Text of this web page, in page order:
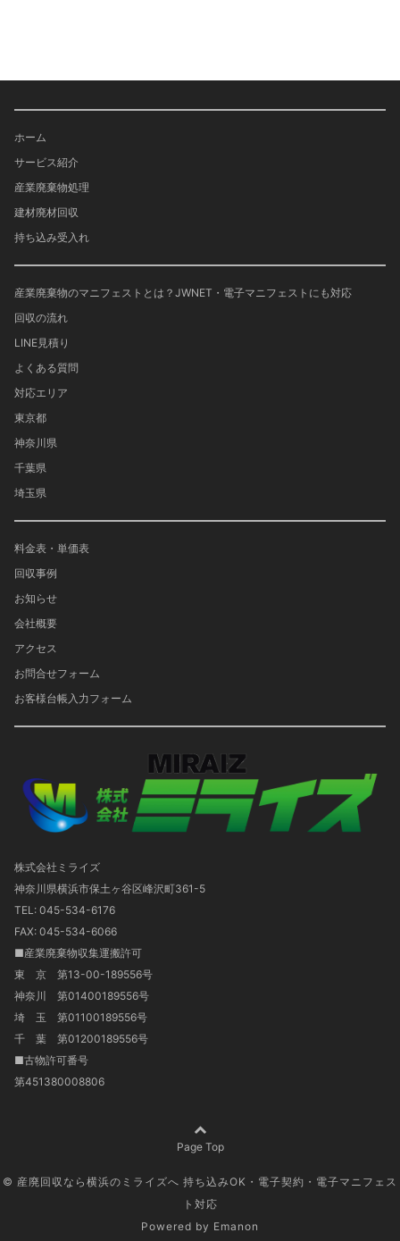
ホーム
サービス紹介
産業廃棄物処理
建材廃材回収
持ち込み受入れ
産業廃棄物のマニフェストとは？JWNET・電子マニフェストにも対応
回収の流れ
LINE見積り
よくある質問
対応エリア
東京都
神奈川県
千葉県
埼玉県
料金表・単価表
回収事例
お知らせ
会社概要
アクセス
お問合せフォーム
お客様台帳入力フォーム
株式会社ミライズ
神奈川県横浜市保土ヶ谷区峰沢町361-5
TEL: 045-534-6176
FAX: 045-534-6066
■産業廃棄物収集運搬許可
東 京 第13-00-189556号
神奈川 第01400189556号
埼 玉 第01100189556号
千 葉 第01200189556号
■古物許可番号
第451380008806
Page Top
© 産廃回収なら横浜のミライズへ 持ち込みOK・電子契約・電子マニフェス
ト対応
Powered by Emanon